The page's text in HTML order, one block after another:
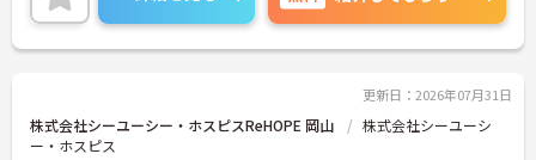
ップアップすることも可能です。残業は全社平均月5
時間程度と少なく、連続休暇の取得で支援金が支給
される独自の制度や、自由診療の割引が受けられる
時間連携の訪問診療医もいるため、医療依存度の高
い方へのケアもチームで安心して取り組める環境で
す。
更新日：2026年07月31日
株式会社シーユーシー・ホスピスReHOPE 岡山
株式会社シーユーシ
ー・ホスピス